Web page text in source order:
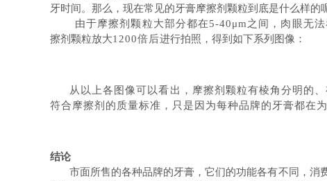
牙时间。 那么，现在常见的牙膏摩擦剂颗粒到底是什么样的
由于摩擦剂颗粒大部分都在5-40μm之间，肉眼无
擦剂颗粒放大1200倍后进行拍照，得到如下系列图像：
从以上各图像可以看出，摩擦剂颗粒有棱角分明的
符合摩擦剂的质量标准，只是因为每种品牌的牙膏都在
结论
市面所售的各种品牌的牙膏，它们的功能各有不同，